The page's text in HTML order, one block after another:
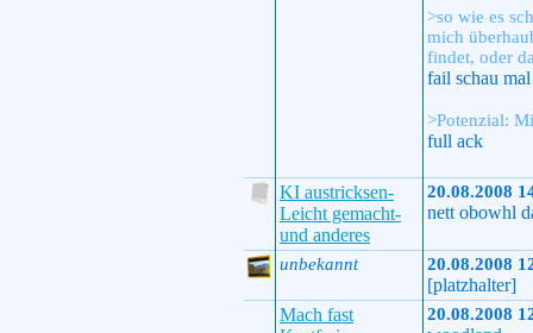
>so wie es
mich
findet, oder
fail schau
>Potenzial:
full ack
KI austricksen-
Leicht gemacht-
und anderes
20.08.2008
nett obowhl
unbekannt 20.08.2008
[platzhalter]
Mach fast
20.08.2008